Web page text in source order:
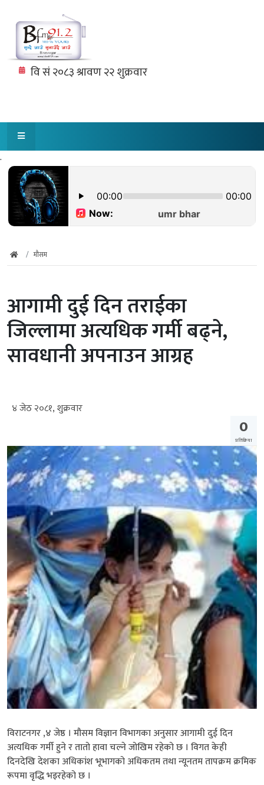
.
मौसम
आगामी दुई दिन तराईका
जिल्लामा अत्यधिक गर्मी बढ्ने,
सावधानी अपनाउन आग्रह
४ जेठ २०८१, शुक्रवार
0
प्रतिक्रिया
विराटनगर ,४ जेष्ठ । मौसम विज्ञान विभागका अनुसार आगामी दुई दिन
अत्यधिक गर्मी हुने र तातो हावा चल्ने जोखिम रहेको छ । विगत केही
दिनदेखि देशका अधिकांश भूभागको अधिकतम तथा न्यूनतम तापक्रम क्रमिक
रूपमा वृद्धि भइरहेको छ ।